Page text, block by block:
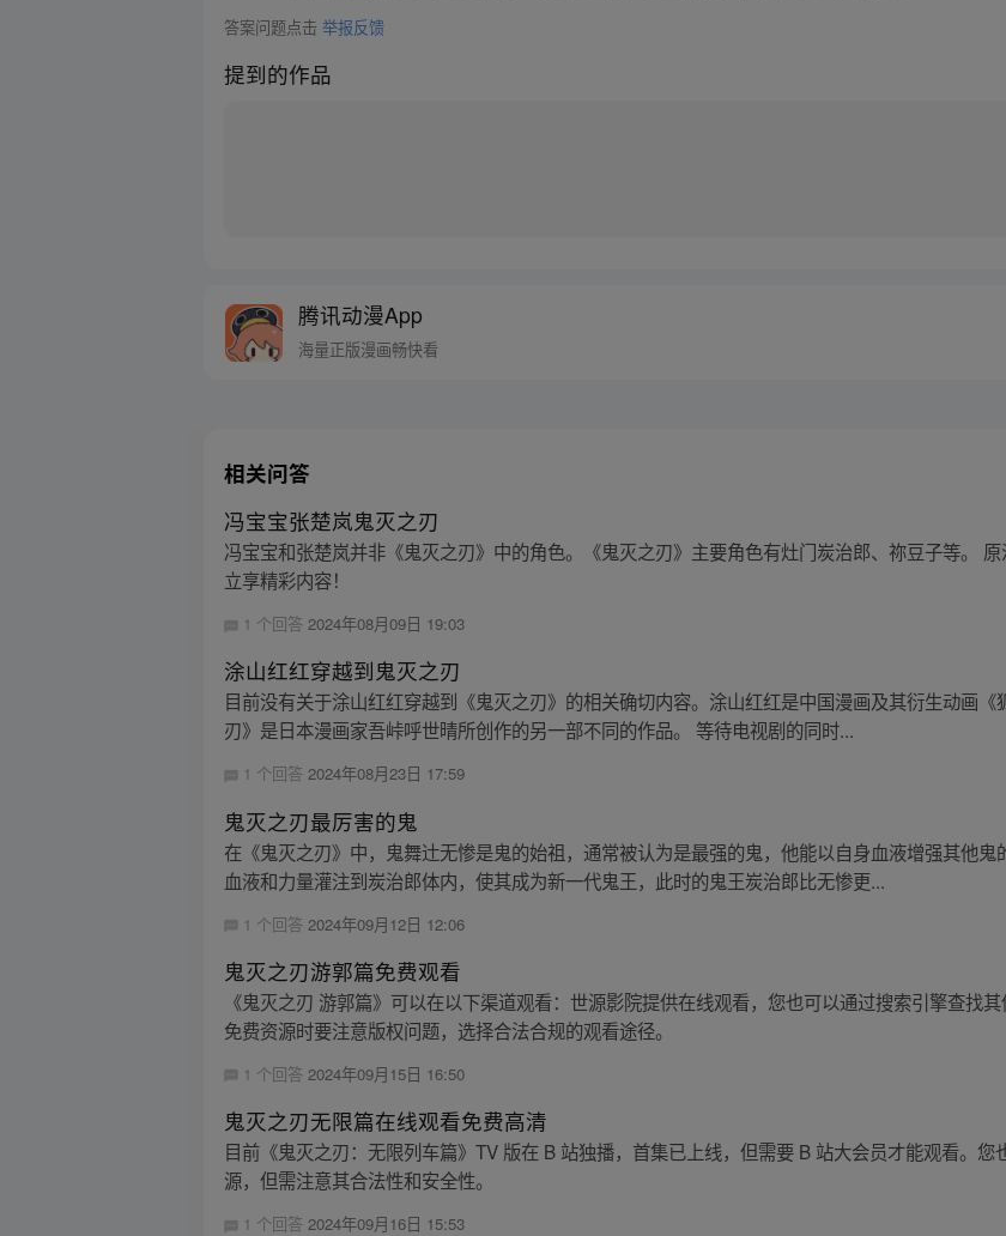
答案问题点击举报反馈
提到的作品
腾讯动漫App
海量正版漫画畅快看
相关问答
冯宝宝张楚岚鬼灭之刃
冯宝宝和张楚岚并非《鬼灭之刃》中的角色。《鬼灭之刃》主要角色有灶门炭治郎、祢豆子等。
立享精彩内容！
1 个回答2024年08月09日 19:03
涂山红红穿越到鬼灭之刃
目前没有关于涂山红红穿越到《鬼灭之刃》的相关确切内容。涂山红红是中国漫画及其衍生动画
刃》是日本漫画家吾峠呼世晴所创作的另一部不同的作品。 等待电视剧的同时...
1 个回答2024年08月23日 17:59
鬼灭之刃最厉害的鬼
在《鬼灭之刃》中，鬼舞辻无惨是鬼的始祖，通常被认为是最强的鬼，他能以自身血液增强其他
血液和力量灌注到炭治郎体内，使其成为新一代鬼王，此时的鬼王炭治郎比无惨更...
1 个回答 2024年09月12日 12:06
鬼灭之刃游郭篇免费观看
《鬼灭之刃 游郭篇》可以在以下渠道观看：世源影院提供在线观看，您也可以通过搜索引擎查找
免费资源时要注意版权问题，选择合法合规的观看途径。
1 个回答 2024年09月15日 16:50
鬼灭之刃无限篇在线观看免费高清
目前《鬼灭之刃：无限列车篇》TV 版在 B 站独播，首集已上线，但需要 B 站大会员才能观看。
源，但需注意其合法性和安全性。
1 个回答2024年09月16日 15:53